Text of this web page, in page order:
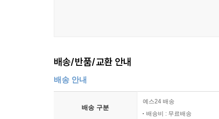
배송/반품/교환 안내
배송 안내
배송 구분
예스24 배송
배송비 : 무료배송